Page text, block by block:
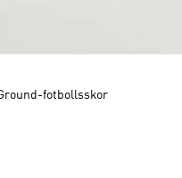
fotbollsskor